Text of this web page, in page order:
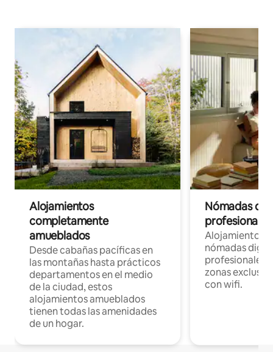
Alojamientos
completamente
amueblados
Desde cabañas pacíficas en
las montañas hasta prácticos
departamentos en el medio
de la ciudad, estos
alojamientos amueblados
tienen todas las amenidades
de un hogar.
Nómadas
Alojamientos
nómadas
profesionales
zonas
con wifi.